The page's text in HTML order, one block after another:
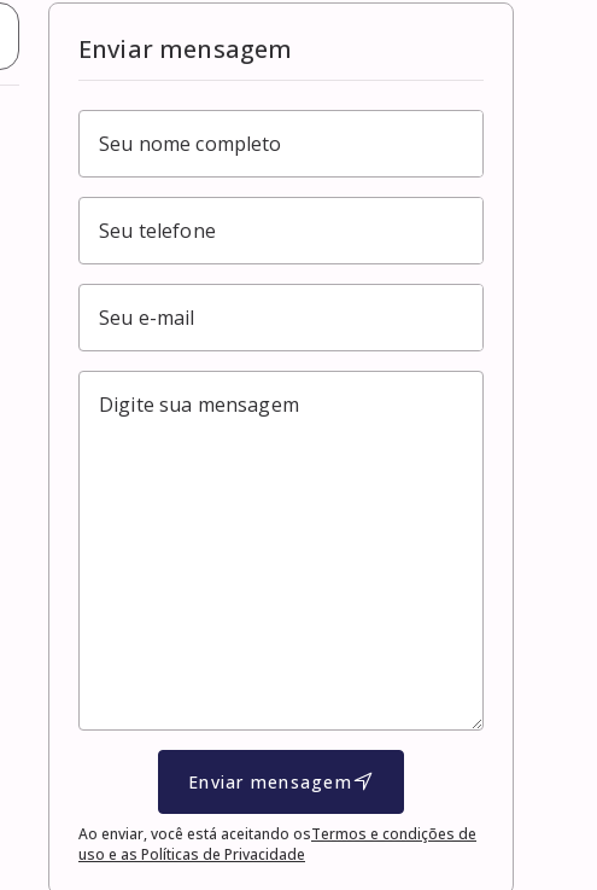
Enviar mensagem
Enviar mensagem
Ao enviar, você está aceitando osTermos e condições de
uso e as Políticas de Privacidade